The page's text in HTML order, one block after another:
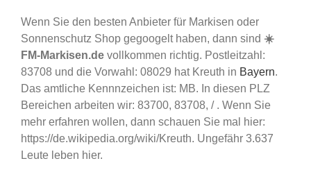
Wenn Sie den besten Anbieter für Markisen oder
Sonnenschutz Shop gegoogelt haben, dann sind ☀️
FM-Markisen.de vollkommen richtig. Postleitzahl:
83708 und die Vorwahl: 08029 hat Kreuth in Bayern.
Das amtliche Kennnzeichen ist: MB. In diesen PLZ
Bereichen arbeiten wir: 83700, 83708, / . Wenn Sie
mehr erfahren wollen, dann schauen Sie mal hier:
https://de.wikipedia.org/wiki/Kreuth. Ungefähr 3.637
Leute leben hier.